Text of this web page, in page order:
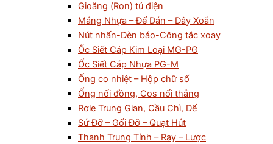
Gioăng (Ron) tủ điện
Máng Nhựa – Đế Dán – Dây Xoắn
Nút nhấn-Đèn báo-Công tắc xoay
Ốc Siết Cáp Kim Loại MG-PG
Ốc Siết Cáp Nhựa PG-M
Ống co nhiệt – Hộp chữ số
Ống nối đồng, Cos nối thẳng
Rơle Trung Gian, Cầu Chì, Đế
Sứ Đỡ – Gối Đỡ – Quạt Hút
Thanh Trung Tính – Ray – Lược